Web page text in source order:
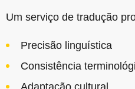
Um serviço de tradução
Precisão linguística
Consistência
Adaptação cultural